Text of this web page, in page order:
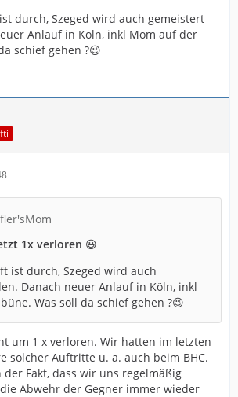
durch, Szeged wird auch gemeistert
Anlauf in Köln, inkl Mom auf der
schief gehen ?😉
1x verloren 😃
ist durch, Szeged wird auch
Danach neuer Anlauf in Köln, inkl
Was soll da schief gehen ?😉
um 1 x verloren. Wir hatten im letzten
solcher Auftritte u. a. auch beim BHC.
der Fakt, dass wir uns regelmäßig
Abwehr der Gegner immer wieder